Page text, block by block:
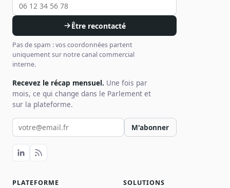
Être recontacté
Pas de spam : vos coordonnées partent
uniquement sur notre canal commercial
interne.
Recevez le récap mensuel. Une fois par
mois, ce qui change dans le Parlement et
sur la plateforme.
Votre email pour la newsletter
M'abonner
PLATEFORME SOLUTIONS